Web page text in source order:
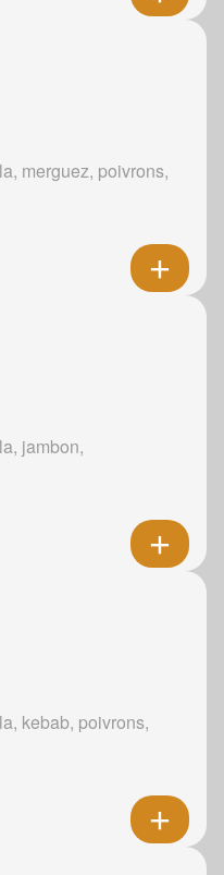
merguez, poivrons,
jambon,
kebab, poivrons,